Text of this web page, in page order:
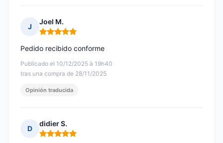
J
Joel M.
Nota: 5 de 5
Publicado el 10/12/2025 à 19h40
tras una compra de 28/11/2025
Pedido recibido conforme
Opinión traducida
D
didier S.
Nota: 5 de 5